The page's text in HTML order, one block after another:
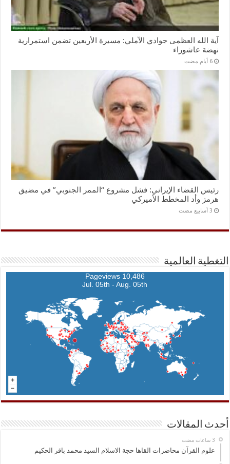
آية الله العظمى جوادي الآملي: مسيرة الأربعين تضمن استمرارية
نهضة عاشوراء
‏6 أيام مضت
رئيس القضاء الإيراني: فشل مشروع “الممر الجنوبي” في مضيق
هرمز وأد المخطط الأميركي
التغطية العالمية
10,486 Pageviews
Jul. 05th - Aug. 05th
أحدث المقالات
علوم القرآن محاضرات القاها حجة الاسلام السيد محمد باقر الحكيم